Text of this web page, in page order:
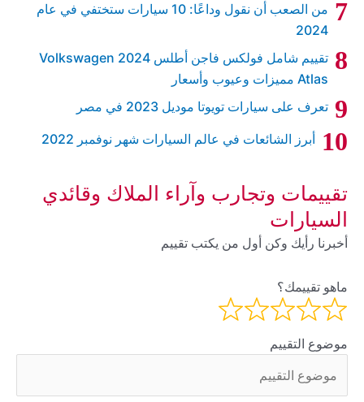
من الصعب أن نقول وداعًا: 10 سيارات ستختفي في عام
2024
تقييم شامل فولكس فاجن أطلس 2024 Volkswagen
Atlas مميزات وعيوب وأسعار
تعرف على سيارات تويوتا موديل 2023 في مصر
أبرز الشائعات في عالم السيارات شهر نوفمبر 2022
تقييمات وتجارب وآراء الملاك وقائدي
السيارات
أخبرنا رأيك وكن أول من يكتب تقييم
ماهو تقييمك؟
موضوع التقييم